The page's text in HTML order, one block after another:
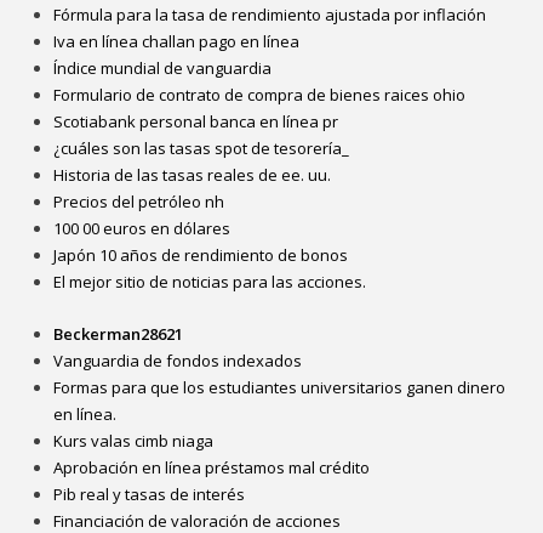
Fórmula para la tasa de rendimiento ajustada por inflación
Iva en línea challan pago en línea
Índice mundial de vanguardia
Formulario de contrato de compra de bienes raices ohio
Scotiabank personal banca en línea pr
¿cuáles son las tasas spot de tesorería_
Historia de las tasas reales de ee. uu.
Precios del petróleo nh
100 00 euros en dólares
Japón 10 años de rendimiento de bonos
El mejor sitio de noticias para las acciones.
Beckerman28621
Vanguardia de fondos indexados
Formas para que los estudiantes universitarios ganen dinero
en línea.
Kurs valas cimb niaga
Aprobación en línea préstamos mal crédito
Pib real y tasas de interés
Financiación de valoración de acciones